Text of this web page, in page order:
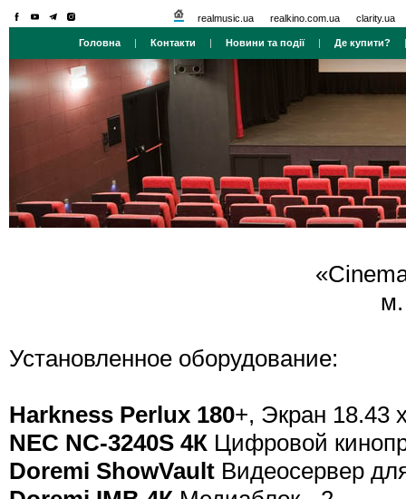
realmusic.ua realkino.com.ua clarity.ua
Головна | Контакти | Новини та події| Де купити?
м.
Установленное оборудование:
Harkness Perlux 180+, Экран 18.43
NEC NC-3240S 4К Цифровой
Doremi ShowVault Видеосервер